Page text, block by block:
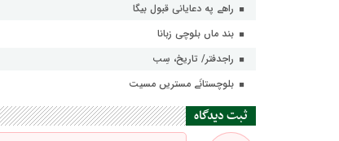
راهے په دعایانی قبول بیگا
بند ماں بلوچی زبانا
راجدفتر/ تاریخ، سِب
بلوچستانَے مستریں مسیت
ثبت دیدگاه